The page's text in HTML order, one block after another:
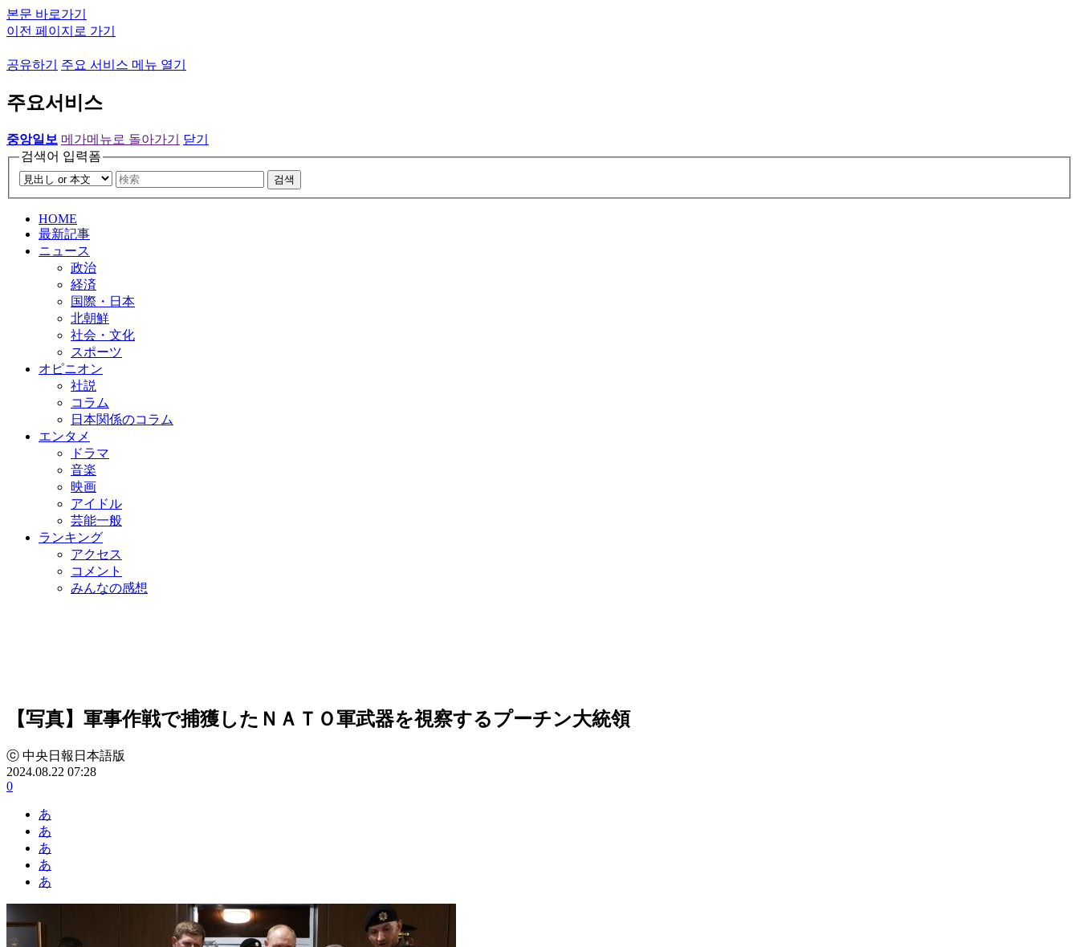
본문 바로가기
이전 페이지로 가기
공유하기 주요 서비스 메뉴 열기
주요서비스
중앙일보 메가메뉴로 돌아가기
닫기
검색어 입력폼
검색
HOME
最新記事
ニュース
政治
経済
国際・日本
北朝鮮
社会・文化
スポーツ
オピニオン
社説
コラム
日本関係のコラム
エンタメ
ドラマ
音楽
映画
アイドル
芸能一般
ランキング
アクセス
コメント
みんなの感想
【写真】軍事作戦で捕獲したＮＡＴＯ軍武器を視察するプーチン大統領
ⓒ 中央日報日本語版
2024.08.22 07:28
0
あ
あ
あ
あ
あ